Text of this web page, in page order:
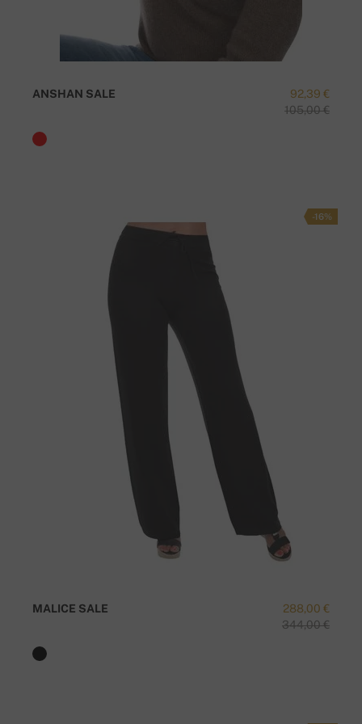
92,39 €
105,00 €
ANSHAN SALE
-16%
288,00 €
344,00 €
MALICE SALE